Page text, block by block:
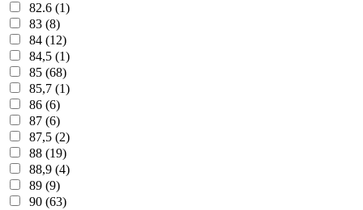
82.6 (1)
83 (8)
84 (12)
84,5 (1)
85 (68)
85,7 (1)
86 (6)
87 (6)
87,5 (2)
88 (19)
88,9 (4)
89 (9)
90 (63)